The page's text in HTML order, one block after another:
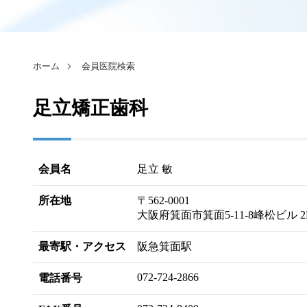
ホーム 会員医院検索
足立矯正歯科
会員名 足立 敏
所在地
〒562-0001
大阪府箕面市箕面5-11-8峰松ビル
最寄駅・アクセス 阪急箕面駅
電話番号 072-724-2866